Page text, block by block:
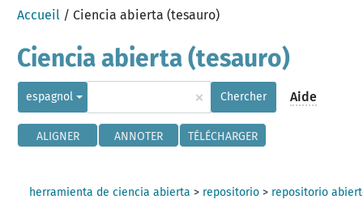
Accueil / Ciencia abierta (tesauro)
Ciencia abierta (tesauro)
espagnol × Chercher Aide
ALIGNER ANNOTER TÉLÉCHARGER
herramienta de ciencia abierta > repositorio > repositorio